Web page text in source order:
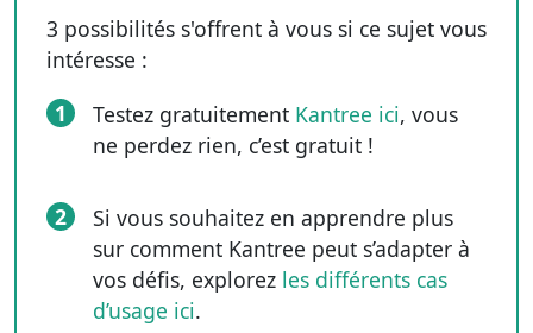
3 possibilités s'offrent à vous si ce sujet vous
intéresse :
1
Testez gratuitement Kantree ici, vous
ne perdez rien, c’est gratuit !
2
Si vous souhaitez en apprendre plus
sur comment Kantree peut s’adapter à
vos défis, explorez les différents cas
d’usage ici.